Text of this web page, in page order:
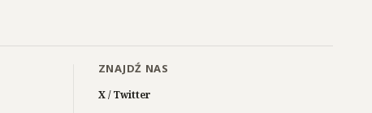
ZNAJDŹ NAS
X / Twitter